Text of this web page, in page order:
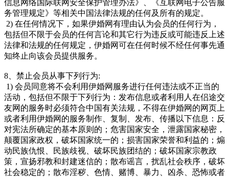
信息网络国际联网安全保护管理办法》、《互联网电子公告服
务管理规定》等相关中国法律法规的任何及所有的规定。
2) 在任何情况下，如果伊婚网有理由认为会员的任何行为，
包括但不限于会员的任何言论和其它行为违反或可能违反上述
法律和法规的任何规定，伊婚网可在任何时候不经任何事先通
知终止向该会员提供服务。
8、禁止会员从事下列行为:
1) 会员同意将不会利用伊婚网服务进行任何违法或不正当的
活动，包括但不限于下列行为：发布信息或者利用人在侣途交
友网的服务时必须符合中国有关法规，不得在伊婚网的网页上
或者利用伊婚网的服务制作、复制、发布、传播以下信息：反
对宪法所确定的基本原则的；危害国家安全，泄露国家秘密，
颠覆国家政权，破坏国家统一的；损害国家荣誉和利益的；煽
动民族仇恨、民族歧视、破坏民族团结的；破坏国家宗教政
策，宣扬邪教和封建迷信的；散布谣言，扰乱社会秩序，破坏
社会稳定的；散布淫秽、色情、赌博、暴力、凶杀、恐怖或者